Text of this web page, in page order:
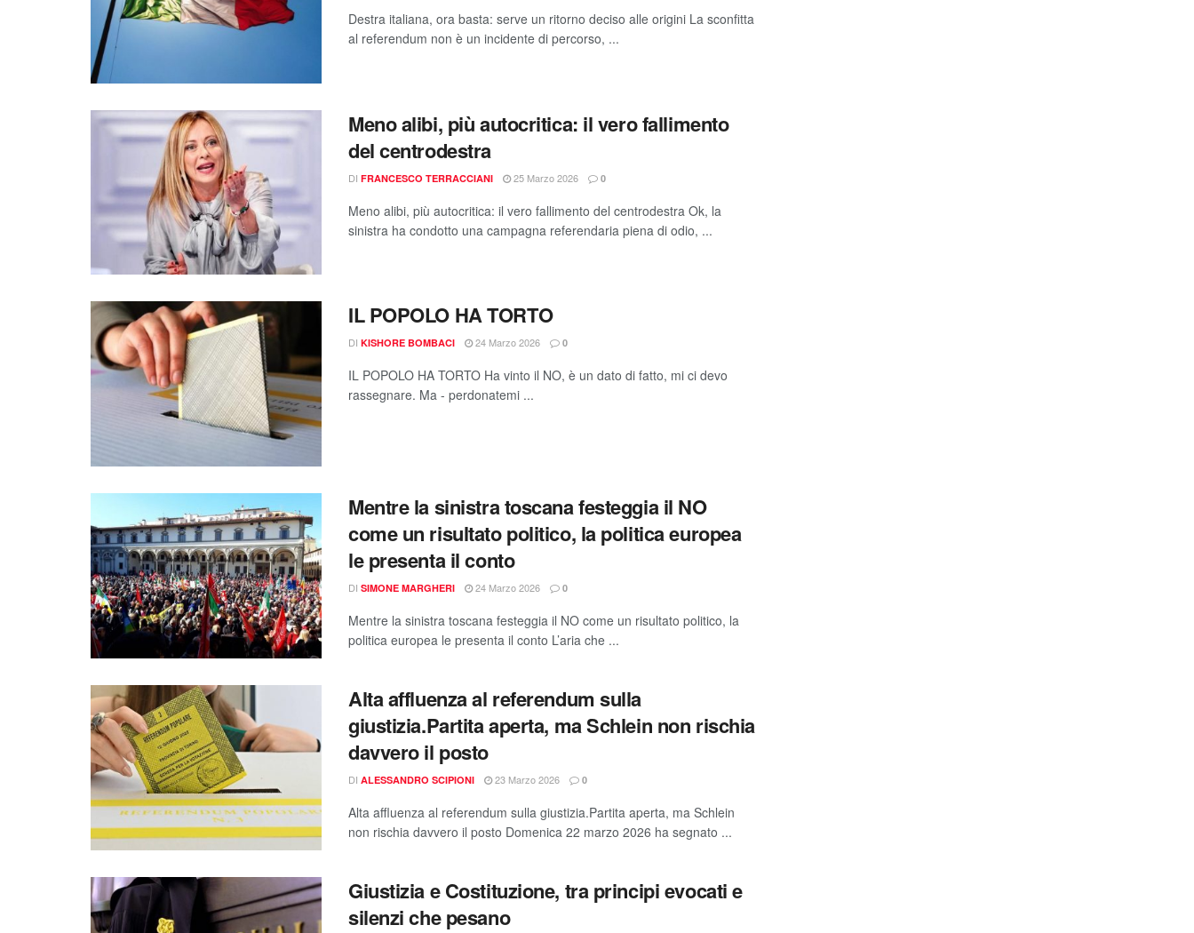
Destra italiana, ora basta: serve un ritorno deciso alle origini La sconfitta
al referendum non è un incidente di percorso, ...
Meno alibi, più autocritica: il vero fallimento
del centrodestra
DI FRANCESCO TERRACCIANI 25 Marzo 2026 0
Meno alibi, più autocritica: il vero fallimento del centrodestra Ok, la
sinistra ha condotto una campagna referendaria piena di odio, ...
IL POPOLO HA TORTO
DI KISHORE BOMBACI 24 Marzo 2026 0
IL POPOLO HA TORTO Ha vinto il NO, è un dato di fatto, mi ci devo
rassegnare. Ma - perdonatemi ...
Mentre la sinistra toscana festeggia il NO
come un risultato politico, la politica europea
le presenta il conto
DI SIMONE MARGHERI 24 Marzo 2026 0
Mentre la sinistra toscana festeggia il NO come un risultato politico, la
politica europea le presenta il conto L’aria che ...
Alta affluenza al referendum sulla
giustizia.Partita aperta, ma Schlein non rischia
davvero il posto
DI ALESSANDRO SCIPIONI 23 Marzo 2026 0
Alta affluenza al referendum sulla giustizia.Partita aperta, ma Schlein
non rischia davvero il posto Domenica 22 marzo 2026 ha segnato ...
Giustizia e Costituzione, tra principi evocati e
silenzi che pesano